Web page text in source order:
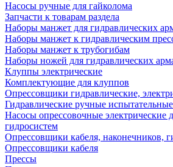
Насосы ручные для гайколома
Запчасти к товарам раздела
Наборы манжет для гидравлических
Наборы манжет к гидравлическим
Наборы манжет к трубогибам
Наборы ножей для гидравлических
Клуппы электрические
Комплектующие для клуппов
Опрессовщики гидравлические,
Гидравлические ручные
Насосы опрессовочные электрические
гидросистем
Опрессовщики кабеля, наконечников,
Опрессовщики кабеля
Прессы